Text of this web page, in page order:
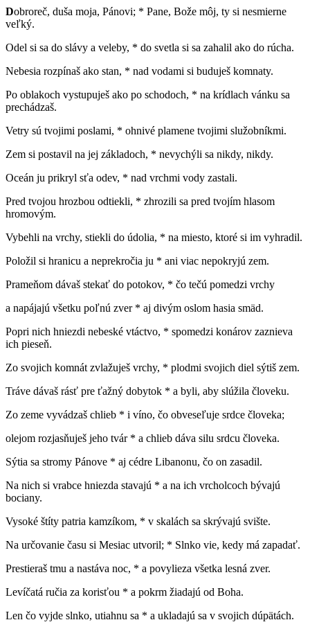
Dobroreč, duša moja, Pánovi; * Pane, Bože môj, ty si nesmierne
veľký.
Odel si sa do slávy a veleby, * do svetla si sa zahalil ako do rúcha.
Nebesia rozpínaš ako stan, * nad vodami si buduješ komnaty.
Po oblakoch vystupuješ ako po schodoch, * na krídlach vánku sa
prechádzaš.
Vetry sú tvojimi poslami, * ohnivé plamene tvojimi služobníkmi.
Zem si postavil na jej základoch, * nevychýli sa nikdy, nikdy.
Oceán ju prikryl sťa odev, * nad vrchmi vody zastali.
Pred tvojou hrozbou odtiekli, * zhrozili sa pred tvojím hlasom
hromovým.
Vybehli na vrchy, stiekli do údolia, * na miesto, ktoré si im vyhradil.
Položil si hranicu a neprekročia ju * ani viac nepokryjú zem.
Prameňom dávaš stekať do potokov, * čo tečú pomedzi vrchy
a napájajú všetku poľnú zver * aj divým oslom hasia smäd.
Popri nich hniezdi nebeské vtáctvo, * spomedzi konárov zaznieva
ich pieseň.
Zo svojich komnát zvlažuješ vrchy, * plodmi svojich diel sýtiš zem.
Tráve dávaš rásť pre ťažný dobytok * a byli, aby slúžila človeku.
Zo zeme vyvádzaš chlieb * i víno, čo obveseľuje srdce človeka;
olejom rozjasňuješ jeho tvár * a chlieb dáva silu srdcu človeka.
Sýtia sa stromy Pánove * aj cédre Libanonu, čo on zasadil.
Na nich si vrabce hniezda stavajú * a na ich vrcholcoch bývajú
bociany.
Vysoké štíty patria kamzíkom, * v skalách sa skrývajú svište.
Na určovanie času si Mesiac utvoril; * Slnko vie, kedy má zapadať.
Prestieraš tmu a nastáva noc, * a povylieza všetka lesná zver.
Levíčatá ručia za korisťou * a pokrm žiadajú od Boha.
Len čo vyjde slnko, utiahnu sa * a ukladajú sa v svojich dúpätách.